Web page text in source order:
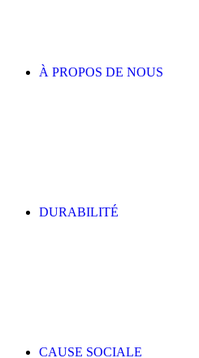
À PROPOS DE NOUS
DURABILITÉ
CAUSE SOCIALE